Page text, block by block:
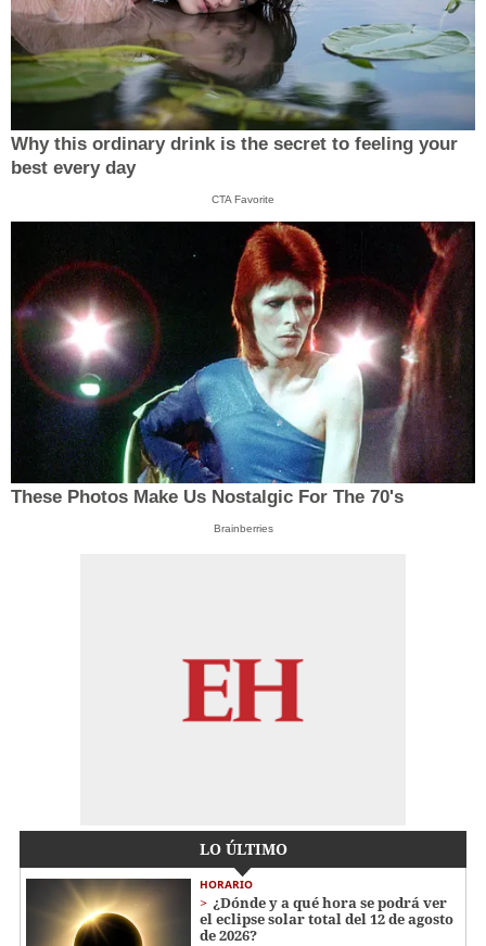
Why this ordinary drink is the secret to feeling your
best every day
CTA Favorite
These Photos Make Us Nostalgic For The 70's
Brainberries
LO ÚLTIMO
HORARIO
¿Dónde y a qué hora se podrá ver
el eclipse solar total del 12 de agosto
de 2026?